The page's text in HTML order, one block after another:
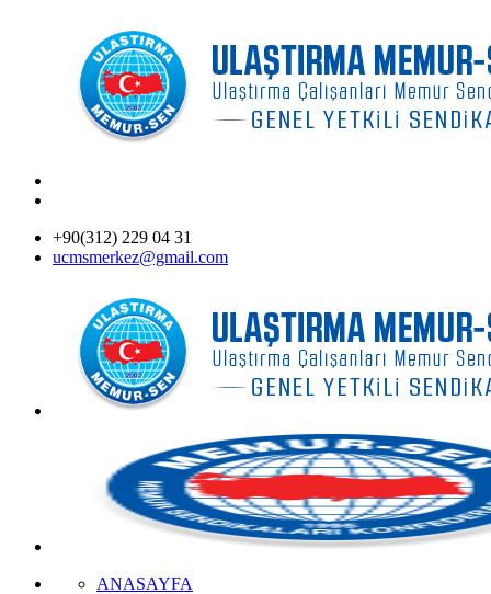
+90(312) 229 04 31
ucmsmerkez@gmail.com
ANASAYFA